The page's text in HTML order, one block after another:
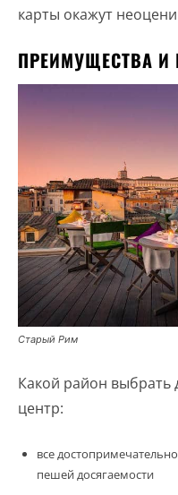
карты окажут
ПРЕИМУЩЕСТВА И
Старый Рим
Какой район
центр:
все
пешей досягаемости